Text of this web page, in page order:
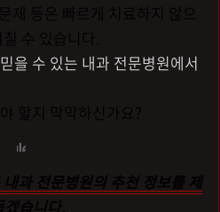
제 등은 빠르게 치료하지 않으
수 있습니다.
믿을 수 있는 내과 전문병원에서
할지 막막하신가요?
과 전문병원의 추천 정보를 제
습니다.